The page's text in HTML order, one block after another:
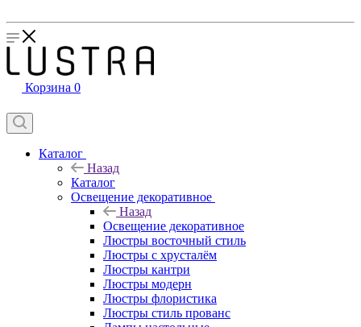
Корзина 0
Каталог
Назад
Каталог
Освещение декоративное
Назад
Освещение декоративное
Люстры восточный стиль
Люстры с хрусталём
Люстры кантри
Люстры модерн
Люстры флористика
Люстры стиль прованс